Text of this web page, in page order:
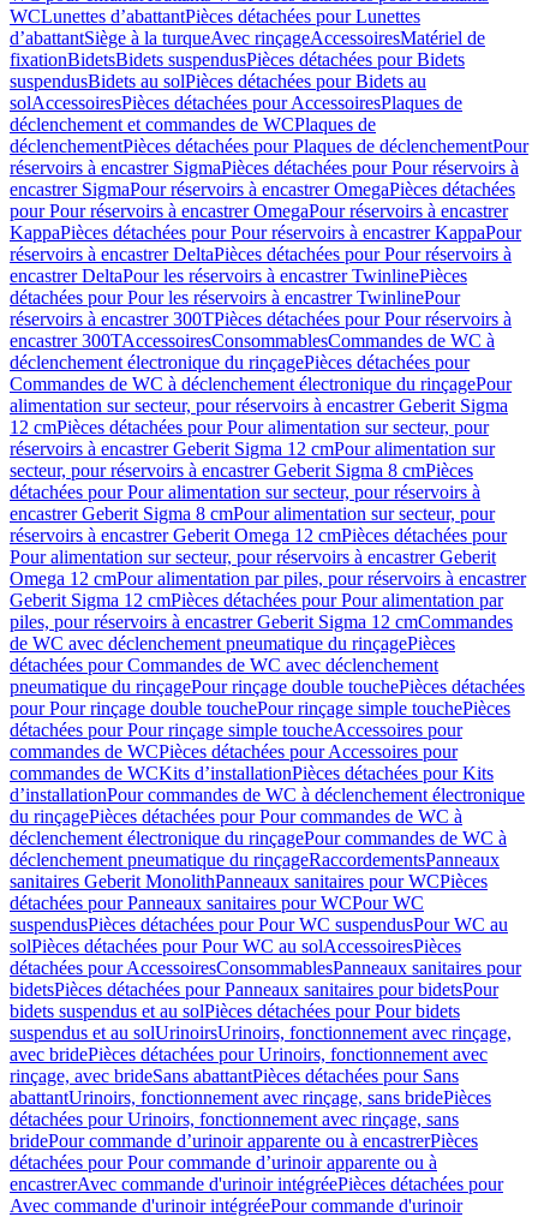
WCLunettes d’abattantPièces détachées pour Lunettes
d’abattantSiège à la turqueAvec rinçageAccessoiresMatériel de
fixationBidetsBidets suspendusPièces détachées pour Bidets
suspendusBidets au solPièces détachées pour Bidets au
solAccessoiresPièces détachées pour AccessoiresPlaques de
déclenchement et commandes de WCPlaques de
déclenchementPièces détachées pour Plaques de déclenchementPour
réservoirs à encastrer SigmaPièces détachées pour Pour réservoirs à
encastrer SigmaPour réservoirs à encastrer OmegaPièces détachées
pour Pour réservoirs à encastrer OmegaPour réservoirs à encastrer
KappaPièces détachées pour Pour réservoirs à encastrer KappaPour
réservoirs à encastrer DeltaPièces détachées pour Pour réservoirs à
encastrer DeltaPour les réservoirs à encastrer TwinlinePièces
détachées pour Pour les réservoirs à encastrer TwinlinePour
réservoirs à encastrer 300TPièces détachées pour Pour réservoirs à
encastrer 300TAccessoiresConsommablesCommandes de WC à
déclenchement électronique du rinçagePièces détachées pour
Commandes de WC à déclenchement électronique du rinçagePour
alimentation sur secteur, pour réservoirs à encastrer Geberit Sigma
12 cmPièces détachées pour Pour alimentation sur secteur, pour
réservoirs à encastrer Geberit Sigma 12 cmPour alimentation sur
secteur, pour réservoirs à encastrer Geberit Sigma 8 cmPièces
détachées pour Pour alimentation sur secteur, pour réservoirs à
encastrer Geberit Sigma 8 cmPour alimentation sur secteur, pour
réservoirs à encastrer Geberit Omega 12 cmPièces détachées pour
Pour alimentation sur secteur, pour réservoirs à encastrer Geberit
Omega 12 cmPour alimentation par piles, pour réservoirs à encastrer
Geberit Sigma 12 cmPièces détachées pour Pour alimentation par
piles, pour réservoirs à encastrer Geberit Sigma 12 cmCommandes
de WC avec déclenchement pneumatique du rinçagePièces
détachées pour Commandes de WC avec déclenchement
pneumatique du rinçagePour rinçage double touchePièces détachées
pour Pour rinçage double touchePour rinçage simple touchePièces
détachées pour Pour rinçage simple toucheAccessoires pour
commandes de WCPièces détachées pour Accessoires pour
commandes de WCKits d’installationPièces détachées pour Kits
d’installationPour commandes de WC à déclenchement électronique
du rinçagePièces détachées pour Pour commandes de WC à
déclenchement électronique du rinçagePour commandes de WC à
déclenchement pneumatique du rinçageRaccordementsPanneaux
sanitaires Geberit MonolithPanneaux sanitaires pour WCPièces
détachées pour Panneaux sanitaires pour WCPour WC
suspendusPièces détachées pour Pour WC suspendusPour WC au
solPièces détachées pour Pour WC au solAccessoiresPièces
détachées pour AccessoiresConsommablesPanneaux sanitaires pour
bidetsPièces détachées pour Panneaux sanitaires pour bidetsPour
bidets suspendus et au solPièces détachées pour Pour bidets
suspendus et au solUrinoirsUrinoirs, fonctionnement avec rinçage,
avec bridePièces détachées pour Urinoirs, fonctionnement avec
rinçage, avec brideSans abattantPièces détachées pour Sans
abattantUrinoirs, fonctionnement avec rinçage, sans bridePièces
détachées pour Urinoirs, fonctionnement avec rinçage, sans
bridePour commande d’urinoir apparente ou à encastrerPièces
détachées pour Pour commande d’urinoir apparente ou à
encastrerAvec commande d'urinoir intégréePièces détachées pour
Avec commande d'urinoir intégréePour commande d'urinoir